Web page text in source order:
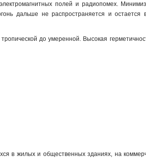
полей и радиопомех.
дальше не распространяется и остается
до умеренной. Высокая
в жилых и общественных зданиях, на